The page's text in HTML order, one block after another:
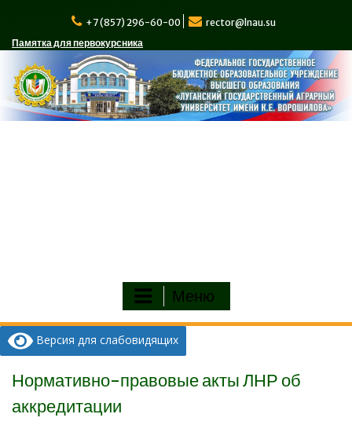
содержимому
+7 (857) 296-60-00
rector@lnau.su
Памятка для первокурсника
Меню
Версия для слабовидящих
Нормативно-правовые акты ЛНР об
аккредитации